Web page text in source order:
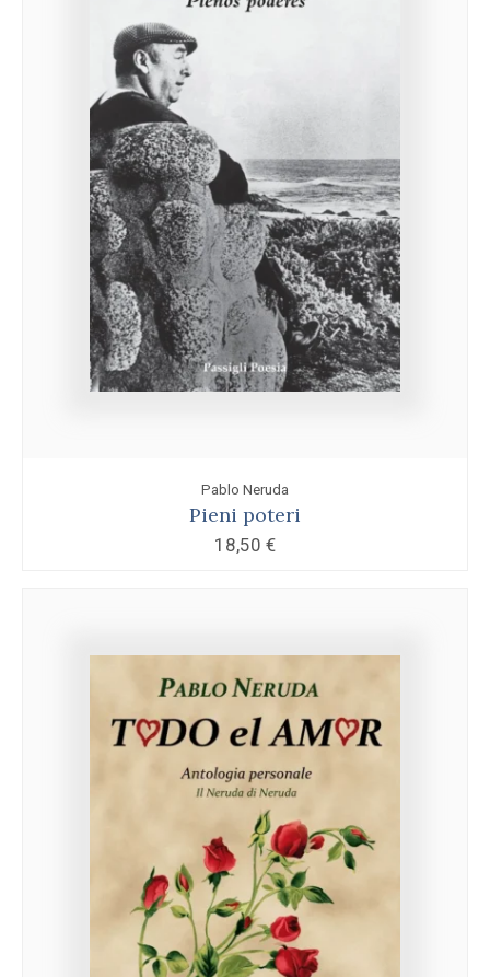
Pablo Neruda
Pieni poteri
18,50 €